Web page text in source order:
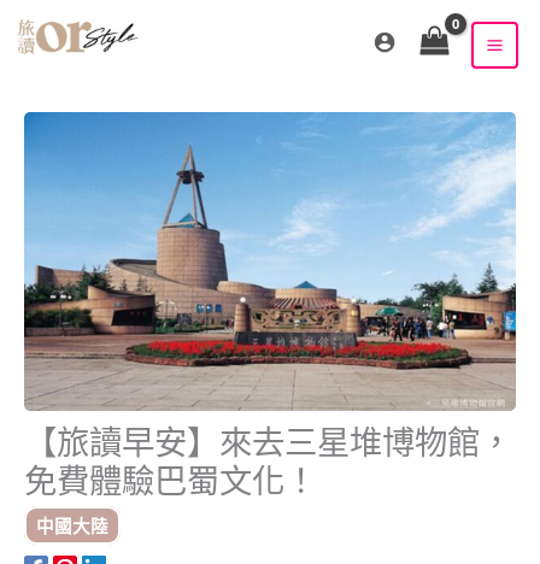
【旅讀早安】來去三星堆博物館，
免費體驗巴蜀文化！
中國大陸